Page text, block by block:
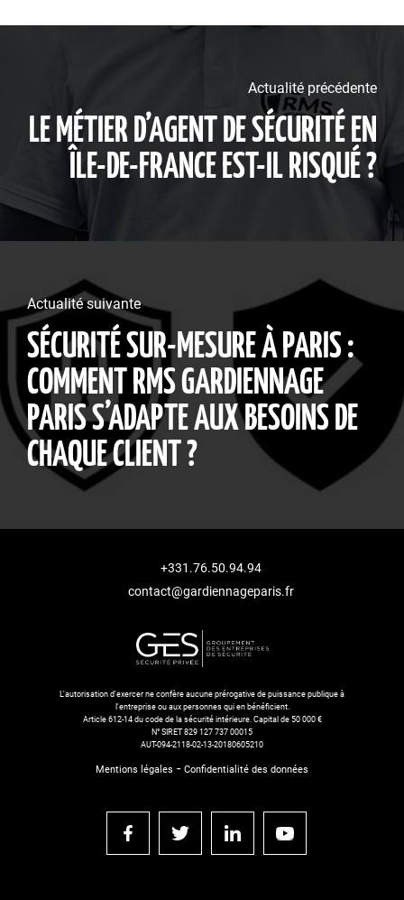
Actualité précédente
LE MÉTIER D’AGENT DE SÉCURITÉ EN
ÎLE-DE-FRANCE EST-IL RISQUÉ ?
Actualité suivante
SÉCURITÉ SUR-MESURE À PARIS :
COMMENT RMS GARDIENNAGE
PARIS S’ADAPTE AUX BESOINS DE
CHAQUE CLIENT ?
+331.76.50.94.94
contact@gardiennageparis.fr
L'autorisation d'exercer ne confère aucune prérogative de puissance publique à
l'entreprise ou aux personnes qui en bénéficient.
Article 612-14 du code de la sécurité intérieure. Capital de 50 000 €
N° SIRET 829 127 737 00015
AUT-094-2118-02-13-20180605210
Mentions légales - Confidentialité des données